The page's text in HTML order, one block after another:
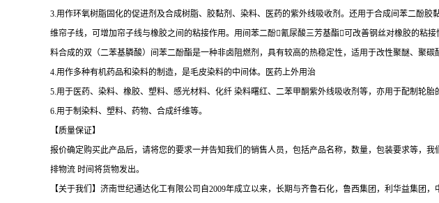
3.用作环氧树脂固化的促进剂及合成树脂、胶黏剂、染料、医药的紫外线吸收剂。还用于合成间苯二酚
维帘子线，可增加帘子线与橡胶之间的粘接作用。用间苯二酚氰尿酸三芳基酯可改善钢丝对橡胶的粘
料合成的双（二苯基膦酸）间苯二酚酯是一种非卤阻燃剂，具有较高的热稳定性，适用于改性聚醚、聚
4.用作多种有机药品和染料的制造，是毛皮染料的中间体。医药上外用治
5.用于医药、染料、橡胶、塑料、感光材料、化纤 染料曙红、二苯甲酮紫外线吸收剂等，亦用于配制轮
6.用于制染料、塑料、药物、合成纤维等。
【质量保证】
报价确定购买此产品后，请将您的要求一并告知我们的销售人员，包括产品名称，数量，包装要求等，
排物流 时间将货物发出。
【关于我们】济南世纪通达化工有限公司自2009年成立以来，长期与齐鲁石化，鲁西集团，利华益集